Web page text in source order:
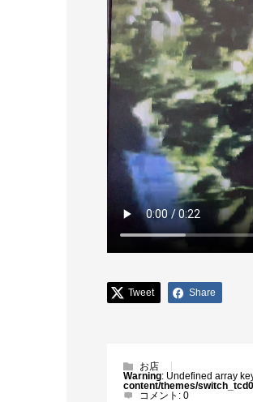
Tweet Share
お店
Warning: Undefined array
content/themes/
コメント: 0